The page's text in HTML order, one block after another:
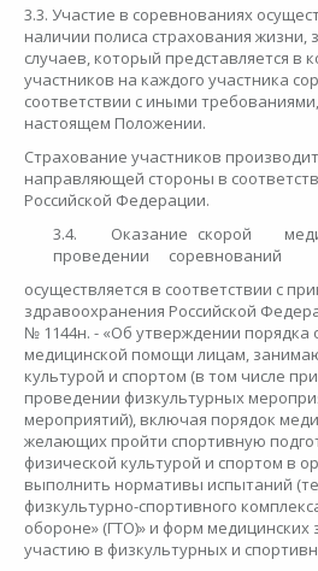
3.3. Участие в соревнованиях
наличии полиса страхования жизни,
случаев, который представляется в
участников на каждого участника
соответствии с иными
настоящем Положении.
Страхование участников
направляющей стороны в
Российской Федерации.
3.4.
Оказание скорой
проведении
соревнований
осуществляется в соответствии с
здравоохранения Российской
№ 1144н. - «Об утверждении порядка
медицинской помощи лицам,
культурой и спортом (в том числе
проведении физкультурных
мероприятий), включая порядок
желающих пройти спортивную
физической культурой и спортом в
выполнить нормативы испытаний
физкультурно-спортивного
обороне» (ГТО)» и форм медицинских
участию в физкультурных и